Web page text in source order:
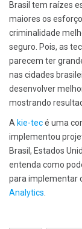
Brasil tem raízes
maiores os
criminalidade
seguro. Pois, as
parecem ter
nas cidades
desenvolver
mostrando
A kie-tecé uma
implementou
Brasil, Estados
entenda como
para implementar
Analytics.